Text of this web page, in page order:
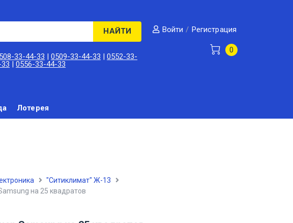
НАЙТИ
33-44-33 |0509-33-44-33 |0552-33-
|0556-33-44-33
Войти / Регистрация
0
Лотерея
"Ситиклимат" Ж-13
на 25 квадратов